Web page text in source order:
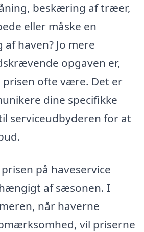
beskæring af træer,
eller måske en
haven? Jo mere
opgaven er,
prisen ofte være. Det er
dine specifikke
serviceudbyderen for at
på haveservice
af sæsonen. I
når haverne
vil priserne